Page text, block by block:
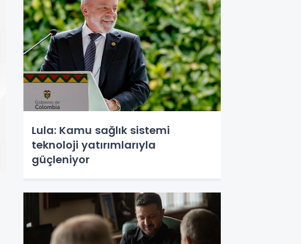
Lula: Kamu sağlık sistemi
teknoloji yatırımlarıyla
güçleniyor